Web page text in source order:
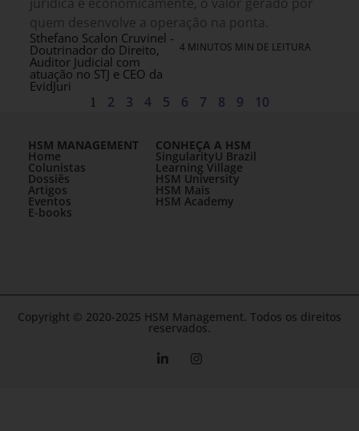
quem desenvolve a operação na ponta.
Sthefano Scalon Cruvinel -
Doutrinador do Direito,
Auditor Judicial com
atuação no STJ e CEO da
EvidJuri
4 MINUTOS MIN DE LEITURA
1 2 3 4 5 6 7 8 9 10
HSM MANAGEMENT
Home
Colunistas
Dossiês
Artigos
Eventos
E-books
CONHEÇA A HSM
SingularityU Brazil
Learning Village
HSM University
HSM Mais
HSM Academy
Copyright © 2020-2025 HSM Management. Todos os direitos
reservados.